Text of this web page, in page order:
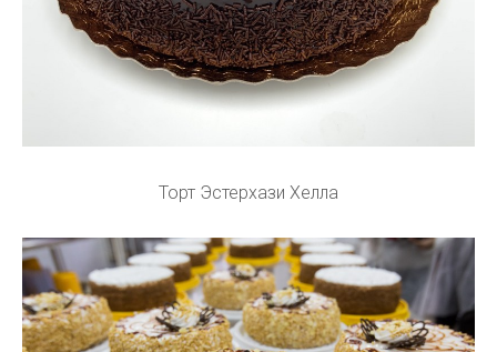
Торт Эстерхази Хелла